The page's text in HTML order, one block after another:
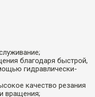
благодаря быстрой,
гидравлически-
качество резания
вращения;